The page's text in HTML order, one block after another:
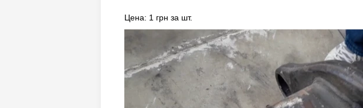
Цена: 1 грн за шт.